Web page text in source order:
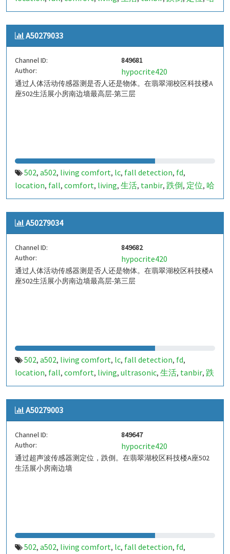
山,室内定位,室内,indoor,indoor living comfort,ilc,
indoor living quality,ilq,849680,a50279032,pir,人体活
动 A50279033
Channel ID:
849681
Author:
hypocrite420
通过人体活动传感器测是否人还是物体。在翡翠湖校区科技楼A
座502生活展小房南边墙最高层-第三层
502, a502, living comfort, lc, fall detection, fd,
location, fall, comfort, living, 生活, tanbir, 跌倒, 定位, 哈
山,室内定位,室内,indoor,indoor living comfort,ilc,
indoor living quality,ilq,849681,a50279033,pir,人体活
动 A50279034
Channel ID:
849682
Author:
hypocrite420
通过人体活动传感器测是否人还是物体。在翡翠湖校区科技楼A
座502生活展小房南边墙最高层-第三层
502, a502, living comfort, lc, fall detection, fd,
location, fall, comfort, living, ultrasonic, 生活, tanbir, 跌
倒,定位,哈山,室内定位,室内,indoor,indoor living
comfort,ilc,indoor living quality,ilq,849682,a50279034,
pir,人体活动
A50279003
Channel ID:
849647
Author:
hypocrite420
通过超声波传感器测定位，跌倒。在翡翠湖校区科技楼A座502
生活展小房南边墙
502, a502, living comfort, lc, fall detection, fd,